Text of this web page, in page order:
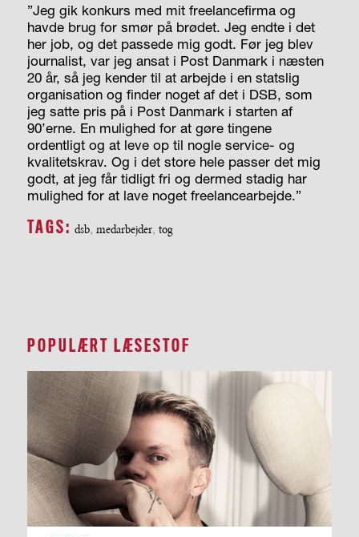
”Jeg gik konkurs med mit freelancefirma og
havde brug for smør på brødet. Jeg endte i det
her job, og det passede mig godt. Før jeg blev
journalist, var jeg ansat i Post Danmark i næsten
20 år, så jeg kender til at arbejde i en statslig
organisation og finder noget af det i DSB, som
jeg satte pris på i Post Danmark i starten af
90’erne. En mulighed for at gøre tingene
ordentligt og at leve op til nogle service- og
kvalitetskrav. Og i det store hele passer det mig
godt, at jeg får tidligt fri og dermed stadig har
mulighed for at lave noget freelancearbejde.”
TAGS: dsb, medarbejder, tog
POPULÆRT LÆSESTOF